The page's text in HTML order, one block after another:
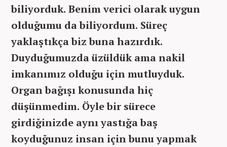
biliyorduk. Benim verici olarak uygun
olduğumu da biliyordum. Süreç
yaklaştıkça biz buna hazırdık.
Duyduğumuzda üzüldük ama nakil
imkanımız olduğu için mutluyduk.
Organ bağışı konusunda hiç
düşünmedim. Öyle bir sürece
girdiğinizde aynı yastığa baş
koyduğunuz insan için bunu yapmak